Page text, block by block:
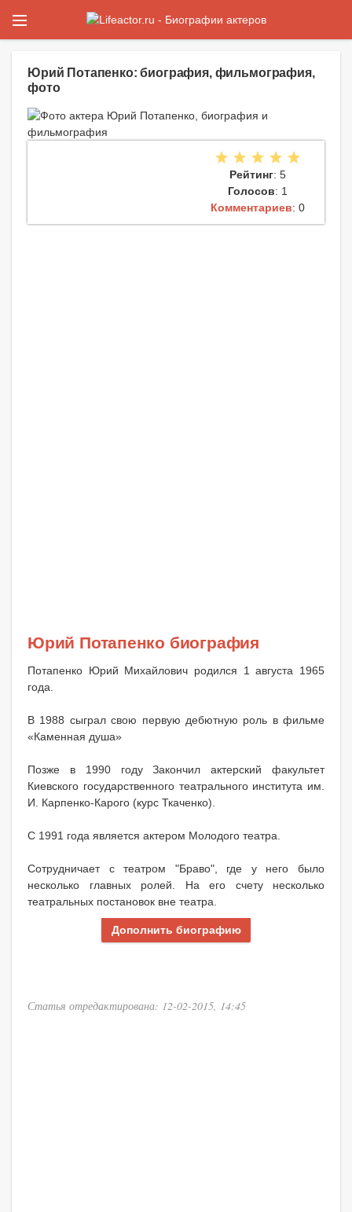
Юрий Потапенко: биография, фильмография,
фото
Рейтинг: 5
Голосов: 1
Комментариев: 0
Юрий Потапенко биография
Потапенко Юрий Михайлович родился 1 августа 1965
года.
В 1988 сыграл свою первую дебютную роль в фильме
«Каменная душа»
Позже в 1990 году Закончил актерский факультет
Киевского государственного театрального института им.
И. Карпенко-Карого (курс Ткаченко).
С 1991 года является актером Молодого театра.
Сотрудничает с театром "Браво", где у него было
несколько главных ролей. На его счету несколько
театральных постановок вне театра.
Дополнить биографию
Статья отредактирована: 12-02-2015, 14:45